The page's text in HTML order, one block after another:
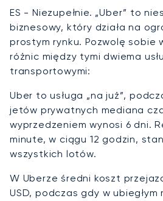
ES - Niezupełnie. „Uber” to
biznesowy, który działa na
prostym rynku. Pozwolę sobie
różnic między tymi dwiema
transportowymi:
Uber to usługa „na już”,
jetów prywatnych mediana
wyprzedzeniem wynosi 6 dni.
minute, w ciągu 12 godzin,
wszystkich lotów.
W Uberze średni koszt
USD, podczas gdy w ubiegłym